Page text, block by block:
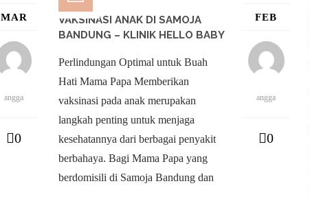
MAR
angga
0
VAKSINASI ANAK DI SAMOJA
BANDUNG – KLINIK HELLO BABY
Perlindungan Optimal untuk Buah
Hati Mama Papa Memberikan
vaksinasi pada anak merupakan
langkah penting untuk menjaga
kesehatannya dari berbagai penyakit
berbahaya. Bagi Mama Papa yang
berdomisili di Samoja Bandung dan
FEB
angga
0